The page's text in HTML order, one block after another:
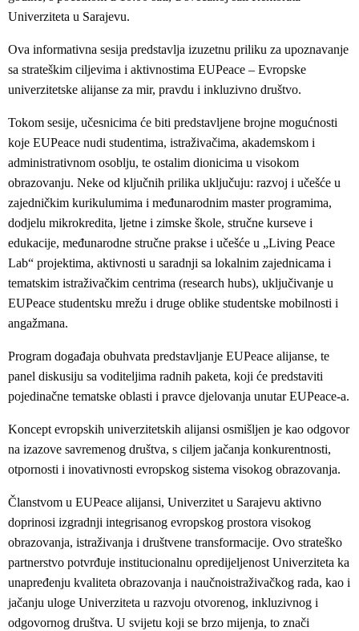
Univerziteta u Sarajevu.
Ova informativna sesija predstavlja izuzetnu priliku za upoznavanje
sa strateškim ciljevima i aktivnostima EUPeace – Evropske
univerzitetske alijanse za mir, pravdu i inkluzivno društvo.
Tokom sesije, učesnicima će biti predstavljene brojne mogućnosti
koje EUPeace nudi studentima, istraživačima, akademskom i
administrativnom osoblju, te ostalim dionicima u visokom
obrazovanju. Neke od ključnih prilika uključuju: razvoj i učešće u
zajedničkim kurikulumima i međunarodnim master programima,
dodjelu mikrokredita, ljetne i zimske škole, stručne kurseve i
edukacije, međunarodne stručne prakse i učešće u „Living Peace
Lab“ projektima, aktivnosti u saradnji sa lokalnim zajednicama i
tematskim istraživačkim centrima (research hubs), uključivanje u
EUPeace studentsku mrežu i druge oblike studentske mobilnosti i
angažmana.
Program događaja obuhvata predstavljanje EUPeace alijanse, te
panel diskusiju sa voditeljima radnih paketa, koji će predstaviti
pojedinačne tematske oblasti i pravce djelovanja unutar EUPeace-a.
Koncept evropskih univerzitetskih alijansi osmišljen je kao odgovor
na izazove savremenog društva, s ciljem jačanja konkurentnosti,
otpornosti i inovativnosti evropskog sistema visokog obrazovanja.
Članstvom u EUPeace alijansi, Univerzitet u Sarajevu aktivno
doprinosi izgradnji integrisanog evropskog prostora visokog
obrazovanja, istraživanja i društvene transformacije. Ovo strateško
partnerstvo potvrđuje institucionalnu opredijeljenost Univerziteta ka
unapređenju kvaliteta obrazovanja i naučnoistraživačkog rada, kao i
jačanju uloge Univerziteta u razvoju otvorenog, inkluzivnog i
odgovornog društva. U svijetu koji se brzo mijenja, to znači